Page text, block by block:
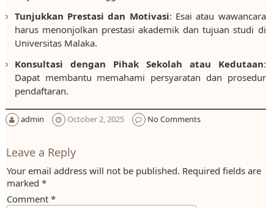
Tunjukkan Prestasi dan Motivasi: Esai atau wawancara
harus menonjolkan prestasi akademik dan tujuan studi di
Universitas Malaka.
Konsultasi dengan Pihak Sekolah atau Kedutaan:
Dapat membantu memahami persyaratan dan prosedur
pendaftaran.
admin October 2, 2025 No Comments
Leave a Reply
Your email address will not be published. Required fields are
marked *
Comment *